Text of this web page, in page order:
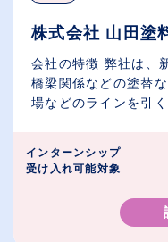
株式会社 山田塗
会社の特徴 弊社は、
橋梁関係などの塗替
場などのラインを引
インターンシップ
受け入れ可能対象